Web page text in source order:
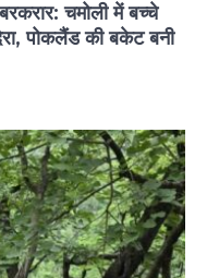
चमोली में बच्चे
पोकलैंड की बकेट बनी